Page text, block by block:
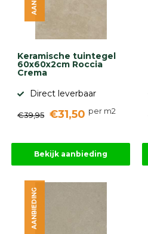
Keramische tuintegel
60x60x2cm Roccia
Crema
Direct leverbaar
€39,95 €31,50 per m2
Bekijk aanbieding
AANBIEDING